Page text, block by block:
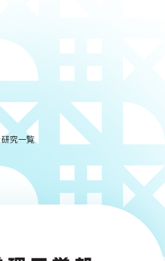
研究一覧